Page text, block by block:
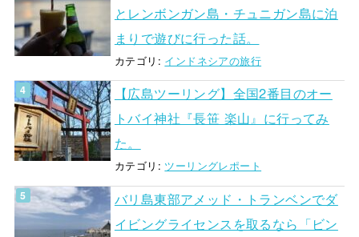
とレンボンガン島・チュニガン島に泊
まりで遊びに行った話。
カテゴリ: インドネシアの旅行
【広島ツーリング】全国2番目のオー
トバイ神社『長笹 楽山』に行ってみ
た。
カテゴリ: ツーリングレポート
バリ島東部アメッド・トランベンでダ
イビングライセンスを取るなら「ビン